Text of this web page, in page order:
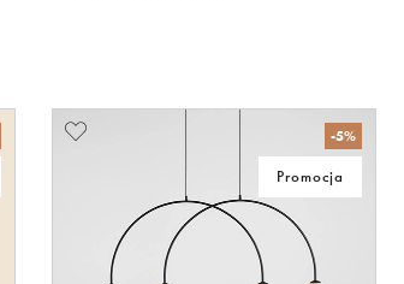
-5%
Promocja